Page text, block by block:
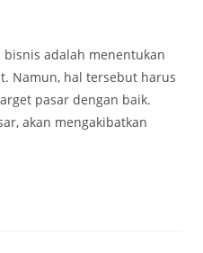
adalah menentukan
Namun, hal tersebut harus
pasar dengan baik.
akan mengakibatkan